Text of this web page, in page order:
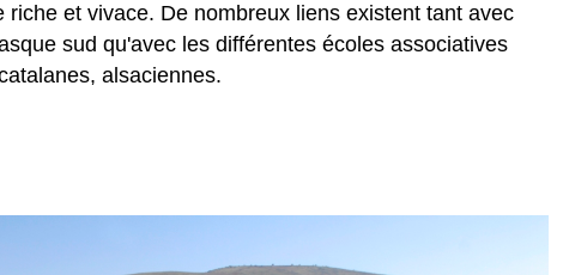
riche et vivace. De nombreux liens existent tant avec
sud qu'avec les différentes écoles associatives
alsaciennes.